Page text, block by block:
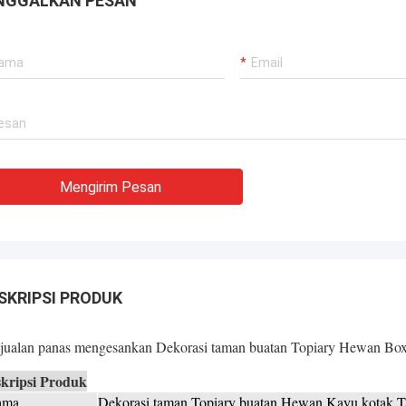
kami.Mereka
mendapatkan
dengan
Mengirim Pesan
PRODUK
panas mengesankan Dekorasi taman buatan Topiary Hewan
Produk
Dekorasi taman Topiary buatan Hewan Kayu kotak